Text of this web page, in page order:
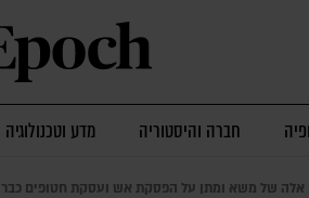
חברה והיסטוריה מדע וטכנולוגיה
אלה של משא ומתן על הפסקת אש ועסקת חטופים